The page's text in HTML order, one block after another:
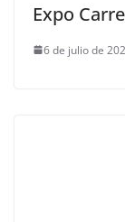
Expo
6 de julio de